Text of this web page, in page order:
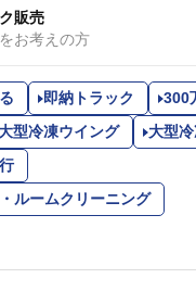
販売
お考えの方
即納トラック
300
大型冷凍ウイング
大型
ルームクリーニング